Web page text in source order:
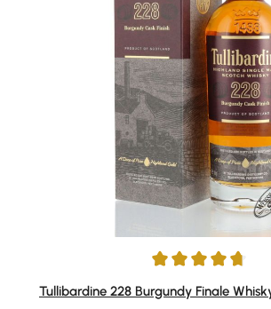
Average rating of 4.83 out of 5 stars
Tullibardine 228 Burgundy Finale